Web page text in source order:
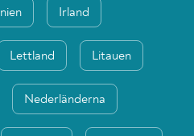
Irland
Lettland Litauen
Nederländerna